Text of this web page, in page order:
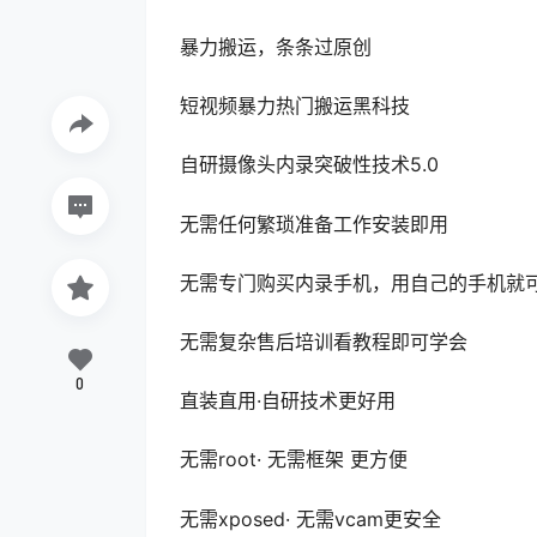
暴力搬运，条条过原创
短视频暴力热门搬运黑科技
自研摄像头内录突破性技术5.0
无需任何繁琐准备工作安装即用
无需专门购买内录手机，用自己的手机就
无需复杂售后培训看教程即可学会
直装直用·自研技术更好用
无需root· 无需框架 更方便
无需xposed· 无需vcam更安全
0